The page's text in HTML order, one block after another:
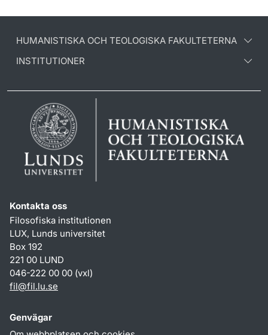
HUMANISTISKA OCH TEOLOGISKA FAKULTETERNA
INSTITUTIONER
Kontakta oss
Filosofiska institutionen
LUX, Lunds universitet
Box 192
221 00 LUND
046-222 00 00 (vxl)
fil@fil.lu.se
Genvägar